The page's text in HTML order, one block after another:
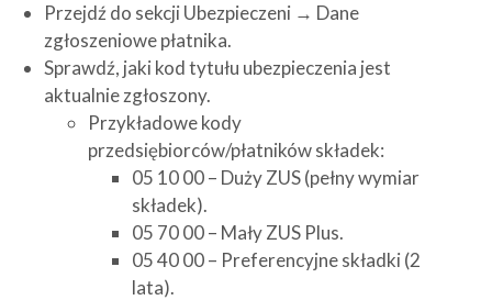
Przejdź do sekcji Ubezpieczeni → Dane
zgłoszeniowe płatnika.
Sprawdź, jaki kod tytułu ubezpieczenia jest
aktualnie zgłoszony.
Przykładowe kody
przedsiębiorców/płatników składek:
05 10 00 – Duży ZUS (pełny wymiar
składek).
05 70 00 – Mały ZUS Plus.
05 40 00 – Preferencyjne składki (2
lata).